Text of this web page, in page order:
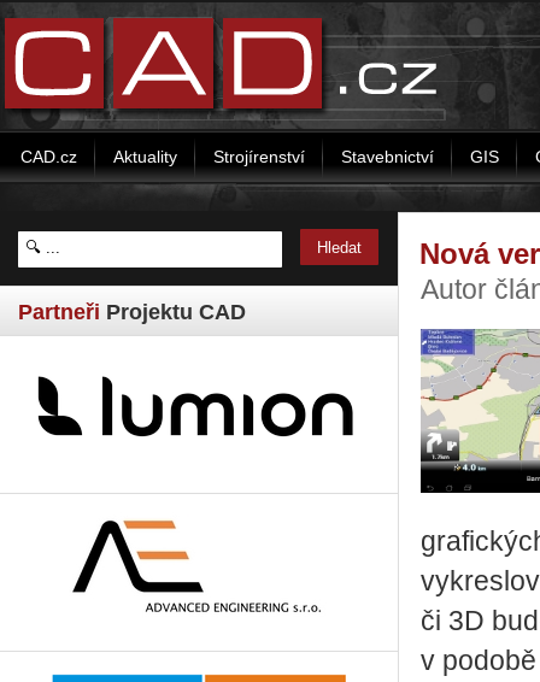
CAD.cz Aktuality Strojírenství Stavebnictví GIS
Partneři Projektu CAD
Nová
Autor
či 3D
v